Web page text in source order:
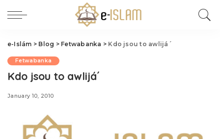
e-Islám > Blog > Fetwabanka > Kdo jsou to awlijá´
Fetwabanka
Kdo jsou to awlijá´
January 10, 2010